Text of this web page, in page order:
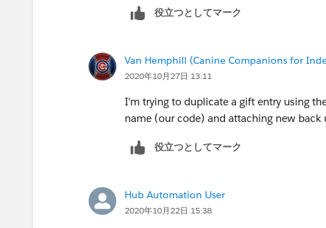
役立つとしてマーク
Van Hemphill (Canine Companions for
2020年10月27日 13:11
I'm trying to duplicate a gift entry using
name (our code) and attaching new back
役立つとしてマーク
Hub Automation User
2020年10月22日 15:38